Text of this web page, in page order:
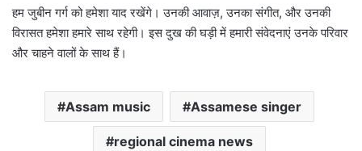
हम जुबीन गर्ग को हमेशा याद रखेंगे। उनकी आवाज़, उनका संगीत, और उनकी
विरासत हमेशा हमारे साथ रहेगी। इस दुख की घड़ी में हमारी संवेदनाएं उनके परिवार
और चाहने वालों के साथ हैं।
Assam music Assamese singer
regional cinema news